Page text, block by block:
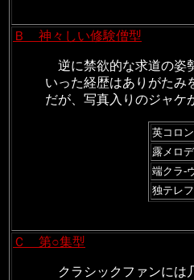
Ｂ 神々しい修験僧型
逆に禁欲的な求道の姿
いった経歴はありがたみ
だが、写真入りのジャ
英コロ
露メロ
端クラ-
独テレ
Ｃ 第○集型
クラシックファンには